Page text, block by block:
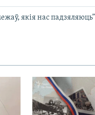
якія нас падзяляюць”